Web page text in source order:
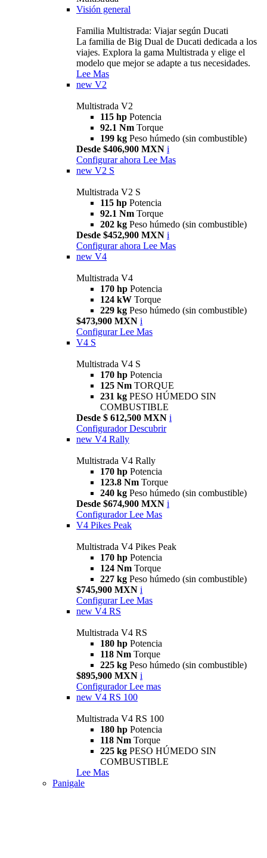
Visión general
Familia Multistrada: Viajar según Ducati
La familia de Big Dual de Ducati dedicada a los
viajes. Explora la gama Multistrada y elige el
modelo que mejor se adapte a tus necesidades.
Lee Mas
new V2
Multistrada V2
115 hp Potencia
92.1 Nm Torque
199 kg Peso húmedo (sin combustible)
Desde $406,900 MXN i
Configurar ahora Lee Mas
new V2 S
Multistrada V2 S
115 hp Potencia
92.1 Nm Torque
202 kg Peso húmedo (sin combustible)
Desde $452,900 MXN i
Configurar ahora Lee Mas
new V4
Multistrada V4
170 hp Potencia
124 kW Torque
229 kg Peso húmedo (sin combustible)
$473,900 MXN i
Configurar Lee Mas
V4 S
Multistrada V4 S
170 hp Potencia
125 Nm TORQUE
231 kg PESO HÚMEDO SIN
COMBUSTIBLE
Desde $ 612,500 MXN i
Configurador Descubrir
new V4 Rally
Multistrada V4 Rally
170 hp Potencia
123.8 Nm Torque
240 kg Peso húmedo (sin combustible)
Desde $674,900 MXN i
Configurador Lee Mas
V4 Pikes Peak
Multistrada V4 Pikes Peak
170 hp Potencia
124 Nm Torque
227 kg Peso húmedo (sin combustible)
$745,900 MXN i
Configurar Lee Mas
new V4 RS
Multistrada V4 RS
180 hp Potencia
118 Nm Torque
225 kg Peso húmedo (sin combustible)
$895,900 MXN i
Configurador Lee mas
new V4 RS 100
Multistrada V4 RS 100
180 hp Potencia
118 Nm Torque
225 kg PESO HÚMEDO SIN
COMBUSTIBLE
Lee Mas
Panigale